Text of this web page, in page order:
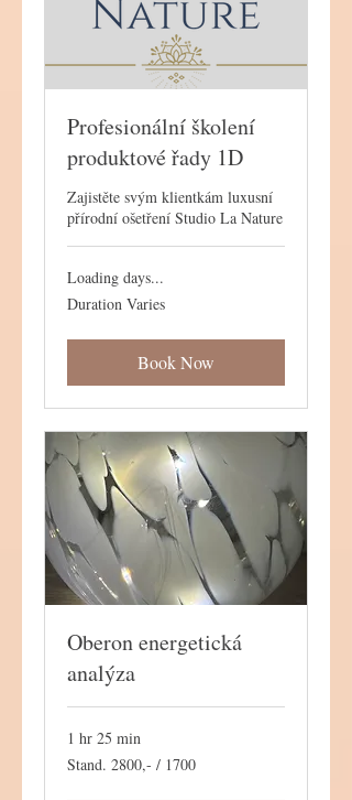
Profesionální školení
produktové řady 1D
Zajistěte svým klientkám luxusní
přírodní ošetření Studio La Nature
Loading days...
Duration Varies
Book Now
Oberon energetická
analýza
1 hr 25 min
Stand.
2800,-
Stand. 2800,- / 1700